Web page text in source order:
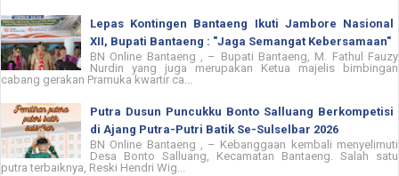
Lepas Kontingen Bantaeng Ikuti Jambore Nasional
XII, Bupati Bantaeng : "Jaga Semangat Kebersamaan"
BN Online Bantaeng , – Bupati Bantaeng, M. Fathul Fauzy
Nurdin yang juga merupakan Ketua majelis bimbingan
cabang gerakan Pramuka kwartir ca...
Putra Dusun Puncukku Bonto Salluang Berkompetisi
di Ajang Putra-Putri Batik Se-Sulselbar 2026
BN Online Bantaeng , – Kebanggaan kembali menyelimuti
Desa Bonto Salluang, Kecamatan Bantaeng. Salah satu
putra terbaiknya, Reski Hendri Wig...